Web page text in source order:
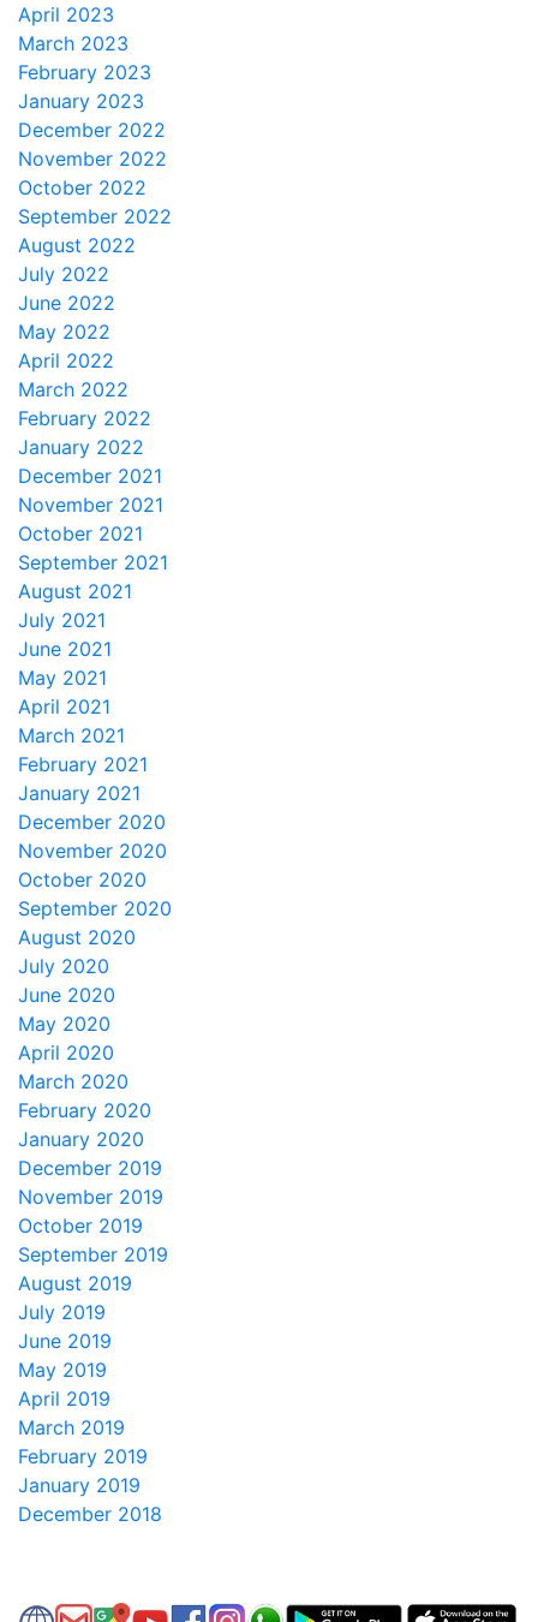
April 2023
March 2023
February 2023
January 2023
December 2022
November 2022
October 2022
September 2022
August 2022
July 2022
June 2022
May 2022
April 2022
March 2022
February 2022
January 2022
December 2021
November 2021
October 2021
September 2021
August 2021
July 2021
June 2021
May 2021
April 2021
March 2021
February 2021
January 2021
December 2020
November 2020
October 2020
September 2020
August 2020
July 2020
June 2020
May 2020
April 2020
March 2020
February 2020
January 2020
December 2019
November 2019
October 2019
September 2019
August 2019
July 2019
June 2019
May 2019
April 2019
March 2019
February 2019
January 2019
December 2018